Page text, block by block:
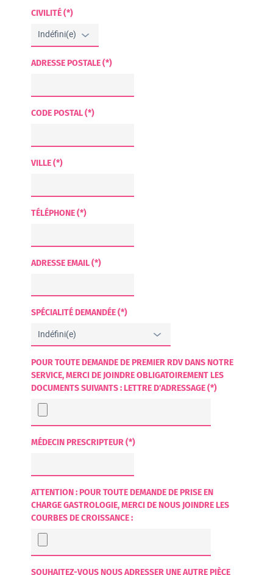
CIVILITÉ (*)
ADRESSE POSTALE (*)
CODE POSTAL (*)
VILLE (*)
TÉLÉPHONE (*)
ADRESSE EMAIL (*)
SPÉCIALITÉ DEMANDÉE (*)
POUR TOUTE DEMANDE DE PREMIER RDV DANS NOTRE
SERVICE, MERCI DE JOINDRE OBLIGATOIREMENT LES
DOCUMENTS SUIVANTS : LETTRE D'ADRESSAGE (*)
MÉDECIN PRESCRIPTEUR (*)
ATTENTION : POUR TOUTE DEMANDE DE PRISE EN
CHARGE GASTROLOGIE, MERCI DE NOUS JOINDRE LES
COURBES DE CROISSANCE :
SOUHAITEZ-VOUS NOUS ADRESSER UNE AUTRE PIÈCE